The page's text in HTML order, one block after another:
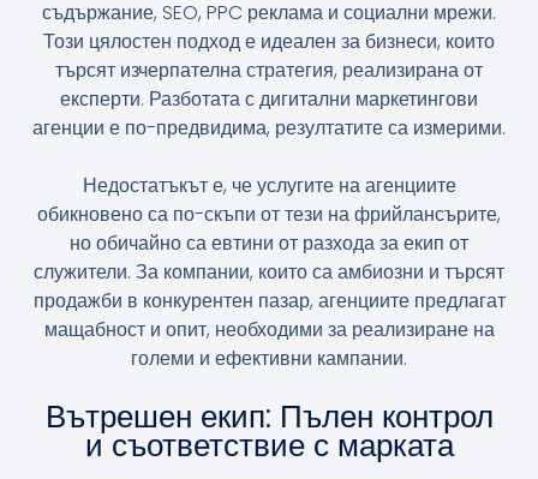
съдържание, SEO, PPC реклама и социални мрежи.
Този цялостен подход е идеален за бизнеси, които
търсят изчерпателна стратегия, реализирана от
експерти. Разботата с дигитални маркетингови
агенции е по-предвидима, резултатите са измерими.
Недостатъкът е, че услугите на агенциите
обикновено са по-скъпи от тези на фрийлансърите,
но обичайно са евтини от разхода за екип от
служители. За компании, които са амбиозни и търсят
продажби в конкурентен пазар, агенциите предлагат
мащабност и опит, необходими за реализиране на
големи и ефективни кампании.
Вътрешен екип: Пълен контрол
и съответствие с марката